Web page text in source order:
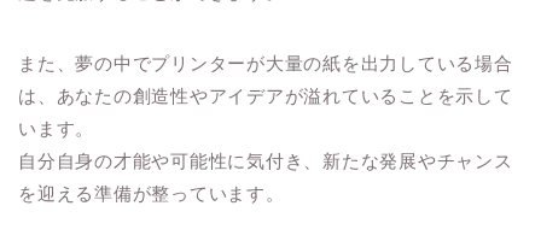
また、夢の中でプリンターが大量の紙を出力している場合
は、あなたの創造性やアイデアが溢れていることを示して
います。
自分自身の才能や可能性に気付き、新たな発展やチャンス
を迎える準備が整っています。